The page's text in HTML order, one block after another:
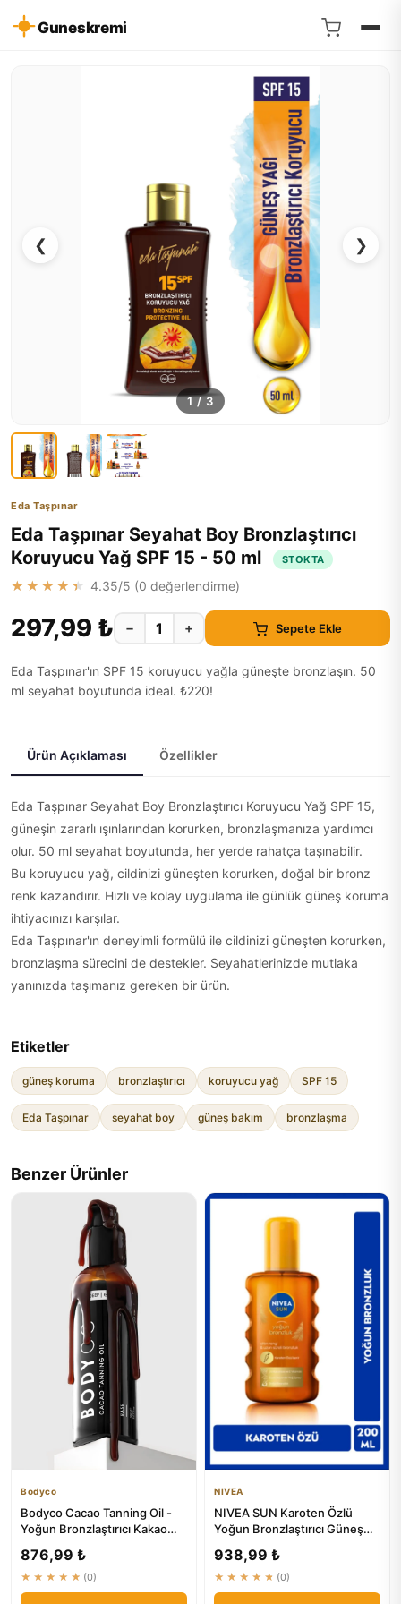
Guneskremi
❮ ❯
1/3
Eda Taşpınar
Eda Taşpınar Seyahat Boy Bronzlaştırıcı
Koruyucu Yağ SPF 15 - 50 ml
STOKTA
★★★★★ 4.35/5 (0 değerlendirme)
297,99 ₺ − + Sepete Ekle
Eda Taşpınar'ın SPF 15 koruyucu yağla güneşte bronzlaşın. 50
ml seyahat boyutunda ideal. ₺220!
Ürün Açıklaması Özellikler
Eda Taşpınar Seyahat Boy Bronzlaştırıcı Koruyucu Yağ SPF 15,
güneşin zararlı ışınlarından korurken, bronzlaşmanıza yardımcı
olur. 50 ml seyahat boyutunda, her yerde rahatça taşınabilir.
Bu koruyucu yağ, cildinizi güneşten korurken, doğal bir bronz
renk kazandırır. Hızlı ve kolay uygulama ile günlük güneş koruma
ihtiyacınızı karşılar.
Eda Taşpınar'ın deneyimli formülü ile cildinizi güneşten korurken,
bronzlaşma sürecini de destekler. Seyahatlerinizde mutlaka
yanınızda taşımanız gereken bir ürün.
Etiketler
güneş koruma bronzlaştırıcı koruyucu yağ SPF 15
Eda Taşpınar seyahat boy güneş bakım bronzlaşma
Benzer Ürünler
Bodyco
Bodyco Cacao Tanning Oil -
Yoğun Bronzlaştırıcı Kakao
876,99 ₺
★★★★★ (0)
NIVEA
NIVEA SUN Karoten Özlü
Yoğun Bronzlaştırıcı Güneş
Bro...
938,99 ₺
★★★★★ (0)